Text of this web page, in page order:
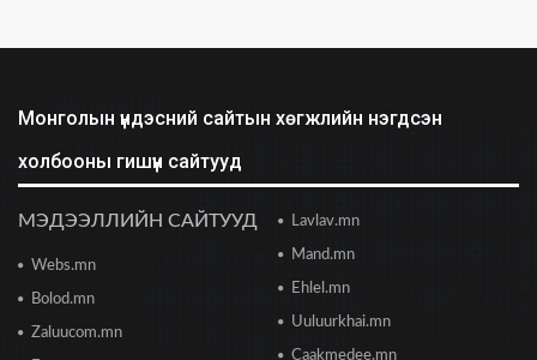
2028 оны сонгуульд Т.Баярхүү хүч үзэхээ
мэдэгдэв
2026/06/23 18:47
худалдааны төв худалдаа эрхлэгчдэд хаалгаа
Монголын үндэсний сайтын хөгжлийн нэгдсэн
холбооны гишүүн сайтууд
МЭДЭЭЛЛИЙН САЙТУУД
Webs.mn
Bolod.mn
Zaluucom.mn
Lavlav.mn
Mand.mn
Ehlel.mn
Uuluurkhai.mn
Caakmedee.mn